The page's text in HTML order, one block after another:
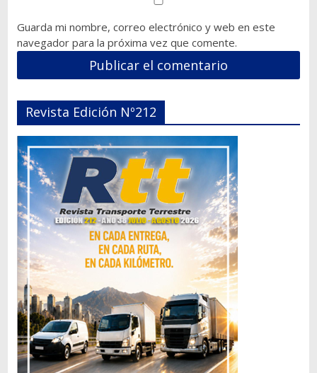
Guarda mi nombre, correo electrónico y web en este
navegador para la próxima vez que comente.
Revista Edición Nº212